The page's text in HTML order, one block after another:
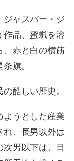
ジャスパー・ジ
作品、蜜蝋を溶
、赤と白の横筋
旗。
酷しい歴史。
ようとした産業
れ、長男以外は
男以下は、日